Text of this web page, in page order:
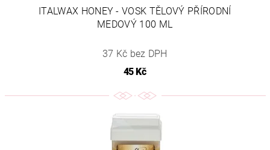
ITALWAX HONEY - VOSK TĚLOVÝ PŘÍRODNÍ
MEDOVÝ 100 ML
37 Kč bez DPH
45 Kč